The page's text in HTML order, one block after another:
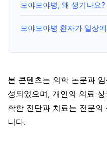
모야모야병, 왜 생기나요
모야모야병 환자가 일상
본 콘텐츠는 의학 논문과
성되었으며, 개인의 의료
확한 진단과 치료는 전문
니다.